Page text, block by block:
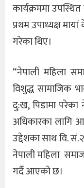
कार्यक्रममा
प्रथम उपाध्यक्ष
गरेका थिए।
“नेपाली महिला
विशुद्ध सामाजिक
दु:ख, पिडामा परेका
अधिकारका लागि
उद्देशका साथ वि.
नेपाली महिला
गर्दै आएको छ।